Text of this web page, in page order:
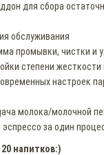
для сбора
обслуживания
промывки, чистки и
степени
настроек
молока/молочной
за один
напитков:)